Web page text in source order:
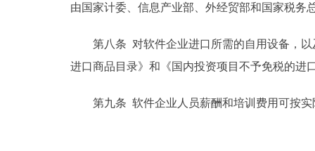
由国家计委、信息产业部、外经贸部和国家税务
第八条 对软件企业进口所需的自用设备，以
进口商品目录》和《国内投资项目不予免税的进
第九条 软件企业人员薪酬和培训费用可按实